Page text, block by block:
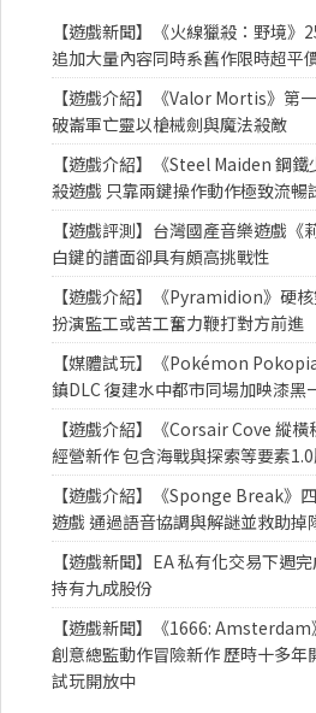
【遊戲新聞】《火線獵殺：野境》
追加大量內容同時系舊作限時超平
【遊戲介紹】《Valor Mortis》第
破崙軍亡靈以槍械劍與魔法殺敵
【遊戲介紹】《Steel Maiden 鋼
殺遊戲 只靠兩鍵操作動作極致流暢
【遊戲評測】台灣國產音樂遊戲《
白鍵的譜面卻具有頗高挑戰性
【遊戲介紹】《Pyramidion》硬
扮演監工或苦工奮力鞭打對方前進
【媒體試玩】《Pokémon
鎮DLC 復建水中都市同場加映漆黑
【遊戲介紹】《Corsair Cove 縱
經營新作 包含海戰與探索等要素
【遊戲介紹】《Sponge Break》
遊戲 通過語音協調與解謎並救助掉
【遊戲新聞】EA 私有化交易下週
持有九成股份
【遊戲新聞】《1666: Amsterdam
創意總監動作冒險新作 歷時十多年
試玩開放中